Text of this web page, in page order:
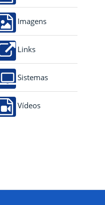
Imagens
Links
Sistemas
Vídeos